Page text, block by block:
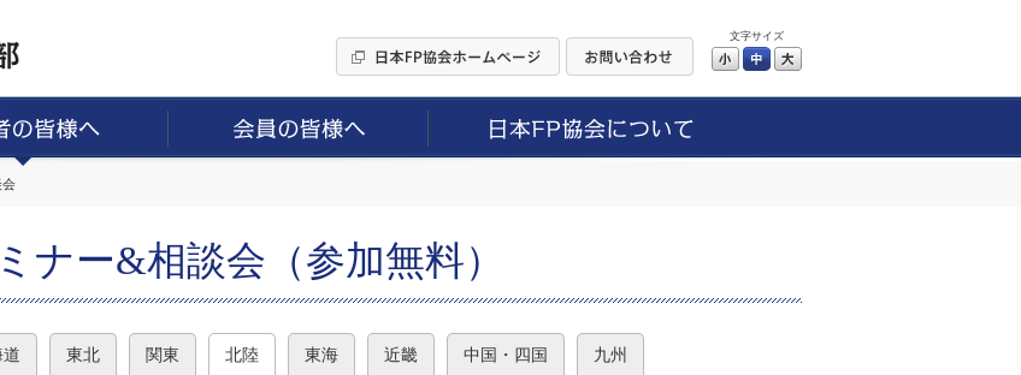
文字サイズ
小 中
会
ナー&相談会（参加無料）
東北 関東 北陸 東海 近畿 中国・四国 九州